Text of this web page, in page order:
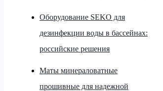
Оборудование SEKO для
дезинфекции воды в бассейнах:
российские решения
Маты минераловатные
прошивные для надежной